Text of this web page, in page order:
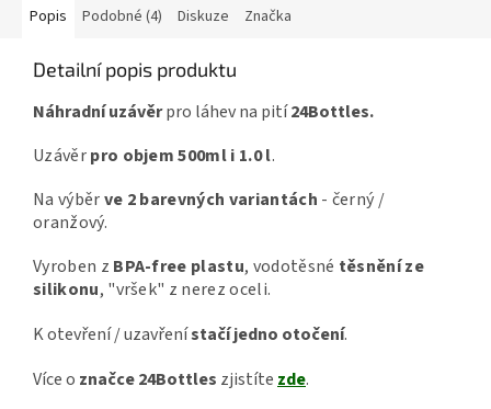
Popis Podobné (4) Diskuze Značka
Detailní popis produktu
Náhradní uzávěrpro láhev na pití24Bottles.
Uzávěrpro objem 500ml i 1.0 l.
Na výběrve 2 barevných variantách - černý /
oranžový.
Vyroben z BPA-free plastu, vodotěsné těsnění ze
silikonu, "vršek" z nerez oceli.
K otevření / uzavřenístačí jedno otočení.
Více o značce 24Bottles zjistíte zde.